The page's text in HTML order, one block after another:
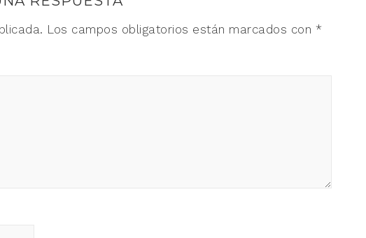
Los campos obligatorios están marcados con *